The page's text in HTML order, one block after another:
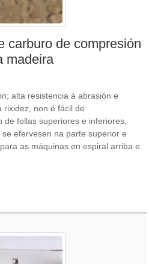
carburo de compresión
madeira
alta resistencia á abrasión e
rixidez, non é fácil de
de follas superiores e inferiores,
efervesen na parte superior e
as máquinas en espiral arriba e